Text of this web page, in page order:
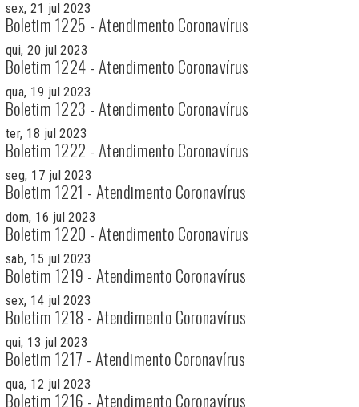
sex, 21 jul 2023
Boletim 1225 - Atendimento Coronavírus
qui, 20 jul 2023
Boletim 1224 - Atendimento Coronavírus
qua, 19 jul 2023
Boletim 1223 - Atendimento Coronavírus
ter, 18 jul 2023
Boletim 1222 - Atendimento Coronavírus
seg, 17 jul 2023
Boletim 1221 - Atendimento Coronavírus
dom, 16 jul 2023
Boletim 1220 - Atendimento Coronavírus
sab, 15 jul 2023
Boletim 1219 - Atendimento Coronavírus
sex, 14 jul 2023
Boletim 1218 - Atendimento Coronavírus
qui, 13 jul 2023
Boletim 1217 - Atendimento Coronavírus
qua, 12 jul 2023
Boletim 1216 - Atendimento Coronavírus